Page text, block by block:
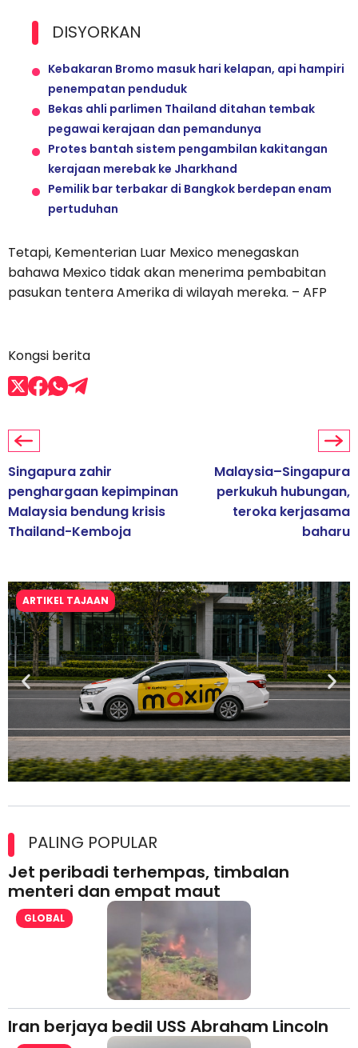
DISYORKAN
Kebakaran Bromo masuk hari kelapan, api hampiri
penempatan penduduk
Bekas ahli parlimen Thailand ditahan tembak
pegawai kerajaan dan pemandunya
Protes bantah sistem pengambilan kakitangan
kerajaan merebak ke Jharkhand
Pemilik bar terbakar di Bangkok berdepan enam
pertuduhan
Tetapi, Kementerian Luar Mexico menegaskan
bahawa Mexico tidak akan menerima pembabitan
pasukan tentera Amerika di wilayah mereka. – AFP
Kongsi berita
Singapura zahir
penghargaan kepimpinan
Malaysia bendung krisis
Thailand-Kemboja
Malaysia–Singapura
perkukuh hubungan,
teroka kerjasama
baharu
ARTIKEL TAJAAN
lesen separuh pertama 2026
PALING POPULAR
Jet peribadi terhempas, timbalan
menteri dan empat maut
GLOBAL
Iran berjaya bedil USS Abraham Lincoln